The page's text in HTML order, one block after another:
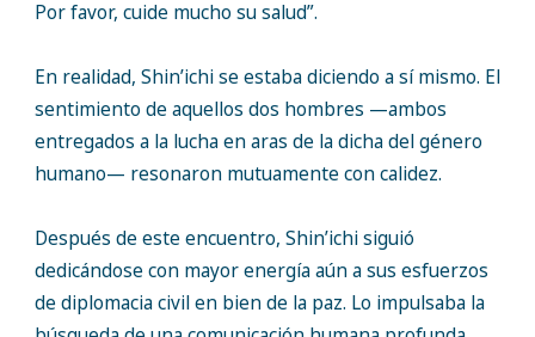
Por favor, cuide mucho su salud”.
En realidad, Shin’ichi se estaba diciendo a sí mismo. El
sentimiento de aquellos dos hombres —ambos
entregados a la lucha en aras de la dicha del género
humano— resonaron mutuamente con calidez.
Después de este encuentro, Shin’ichi siguió
dedicándose con mayor energía aún a sus esfuerzos
de diplomacia civil en bien de la paz. Lo impulsaba la